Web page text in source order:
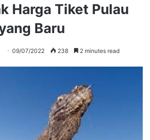
Harga Tiket Pulau
Baru
09/07/2022 238 2 minutes read